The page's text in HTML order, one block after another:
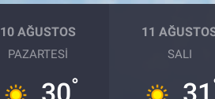
10 AĞUSTOS
PAZARTESI
°
11
SALI